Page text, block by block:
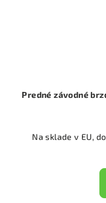
Predné závodné
Na sklade v EU,